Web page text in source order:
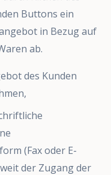
Buttons ein
in Bezug auf
ab.
des Kunden
(Fax oder E-
der Zugang der